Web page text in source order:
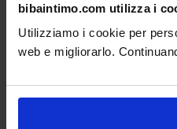
bibaintimo.com utilizza i
Utilizziamo i cookie per
web e migliorarlo.
Disponibile | Spedito in
Scegli il colore:*